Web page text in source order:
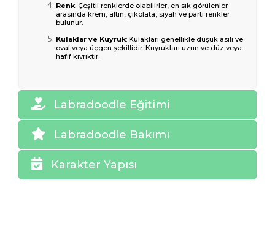
Renk: Çeşitli renklerde olabilirler, en sık görülenler
arasında krem, altın, çikolata, siyah ve parti renkler
bulunur.
Kulaklar ve Kuyruk: Kulakları genellikle düşük asılı ve
oval veya üçgen şekillidir. Kuyrukları uzun ve düz veya
hafif kıvrıktır.
Labradoodle Eğitimi
Labradoodle Bakımı
Karakter Yapısı